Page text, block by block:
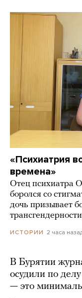
«Психиатрия
времена»
Отец психиатра
боролся со
дочь призывает
ИСТОРИИ 2 часа
В Бурятии
осудили по
— это